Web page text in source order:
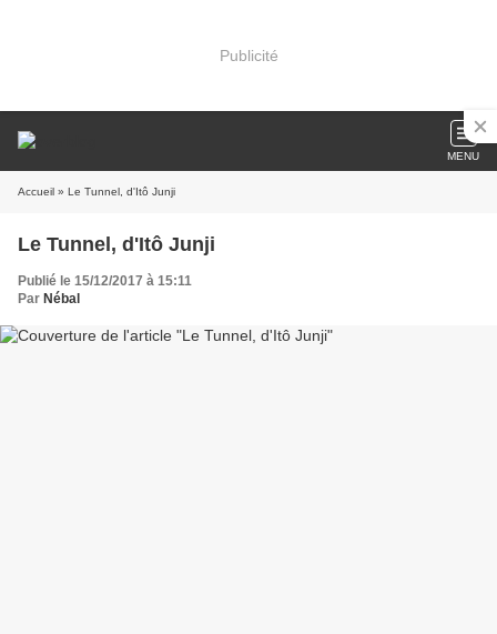
Publicité
MENU
Accueil » Le Tunnel, d'Itô Junji
Le Tunnel, d'Itô Junji
Publié le 15/12/2017 à 15:11
Par Nébal